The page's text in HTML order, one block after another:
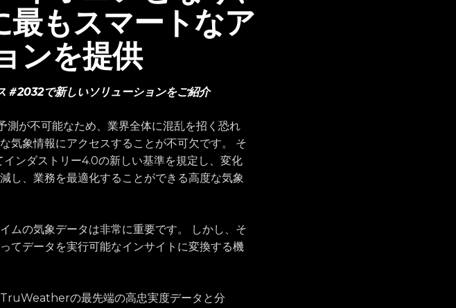
もスマートなア
ンを提供
で新しいソリューションをご紹介
測が不可能なため、業界全体に混乱を招く恐れ
気象情報にアクセスすることが不可欠です。 そ
ンダストリー4.0の新しい基準を規定し、変化
し、業務を最適化することができる高度な気象
ムの気象データは非常に重要です。 しかし、そ
てデータを実行可能なインサイトに変換する機
の最先端の高忠実度データと分